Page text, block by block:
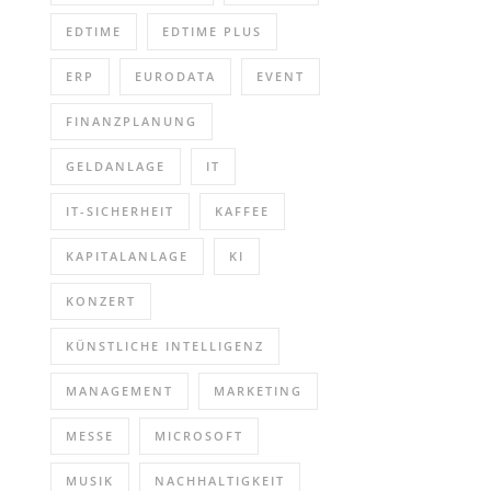
EDTIME EDTIME PLUS
ERP EURODATA EVENT
FINANZPLANUNG
GELDANLAGE IT
IT-SICHERHEIT KAFFEE
KAPITALANLAGE KI
KONZERT
KÜNSTLICHE INTELLIGENZ
MANAGEMENT MARKETING
MESSE MICROSOFT
MUSIK NACHHALTIGKEIT